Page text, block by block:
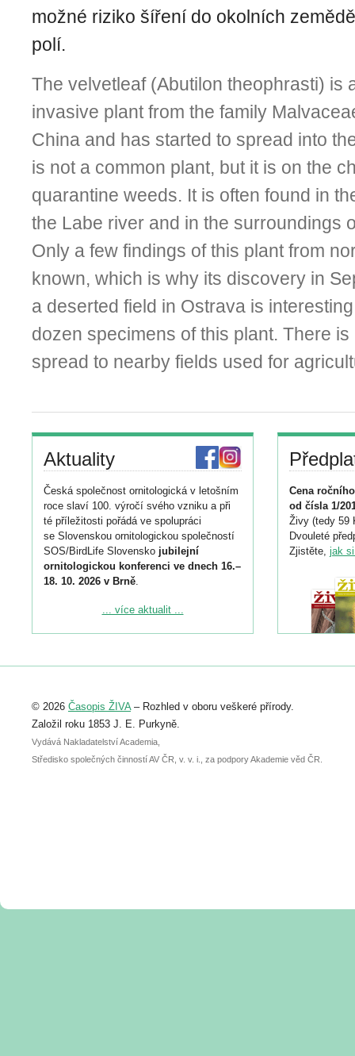
možné riziko šíření do okolních
polí.
The velvetleaf (Abutilon theophrasti) is
invasive plant from the family
China and has started to spread into
is not a common plant, but it is on the
quarantine weeds. It is often found in
the Labe river and in the surroundings
Only a few findings of this plant from
known, which is why its discovery in
a deserted field in Ostrava is
dozen specimens of this plant. There
spread to nearby fields used for
Aktuality
Česká společnost ornitologická v letošním
roce slaví 100. výročí svého vzniku a při
té příležitosti pořádá ve spolupráci
se Slovenskou ornitologickou společností
SOS/BirdLife Slovensko jubilejní
ornitologickou konferenci ve dnech 16.–
18. 10. 2026 v Brně.
Podrobnější informace ke konferenci
Registrovat se můžete do 6. září.
abstraktu přihlášené přednášky nebo
posteru je už 30. června.
... více aktualit ...
Cena
od čísla 1/
Živy (tedy 59
Dvouleté
Zjistěte, jak
© 2026 Časopis ŽIVA– Rozhled v oboru veškeré přírody.
Založil roku 1853 J. E. Purkyně.
Vydává Nakladatelství Academia,
Středisko společných činností AV ČR, v. v. i., za podpory Akademie věd ČR.